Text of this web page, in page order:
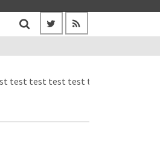
test test test test test test test